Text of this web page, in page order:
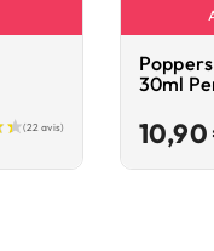
30ml